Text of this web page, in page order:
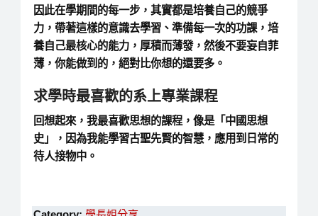
因此在學期間的每一步，其實都是培養自己的競爭
力，帶著這樣的意識去學習、準備每一次的功課，培
養自己最核心的能力，厚積而薄發，然後不要妄自菲
薄，你能做到的，絕對比你想的還要多。
求學時最喜歡的系上專業課程
回想起來，我最喜歡思想的課程，像是「中國思想
史」，因為我能學習古聖先賢的智慧，應用到日常的
待人接物中。